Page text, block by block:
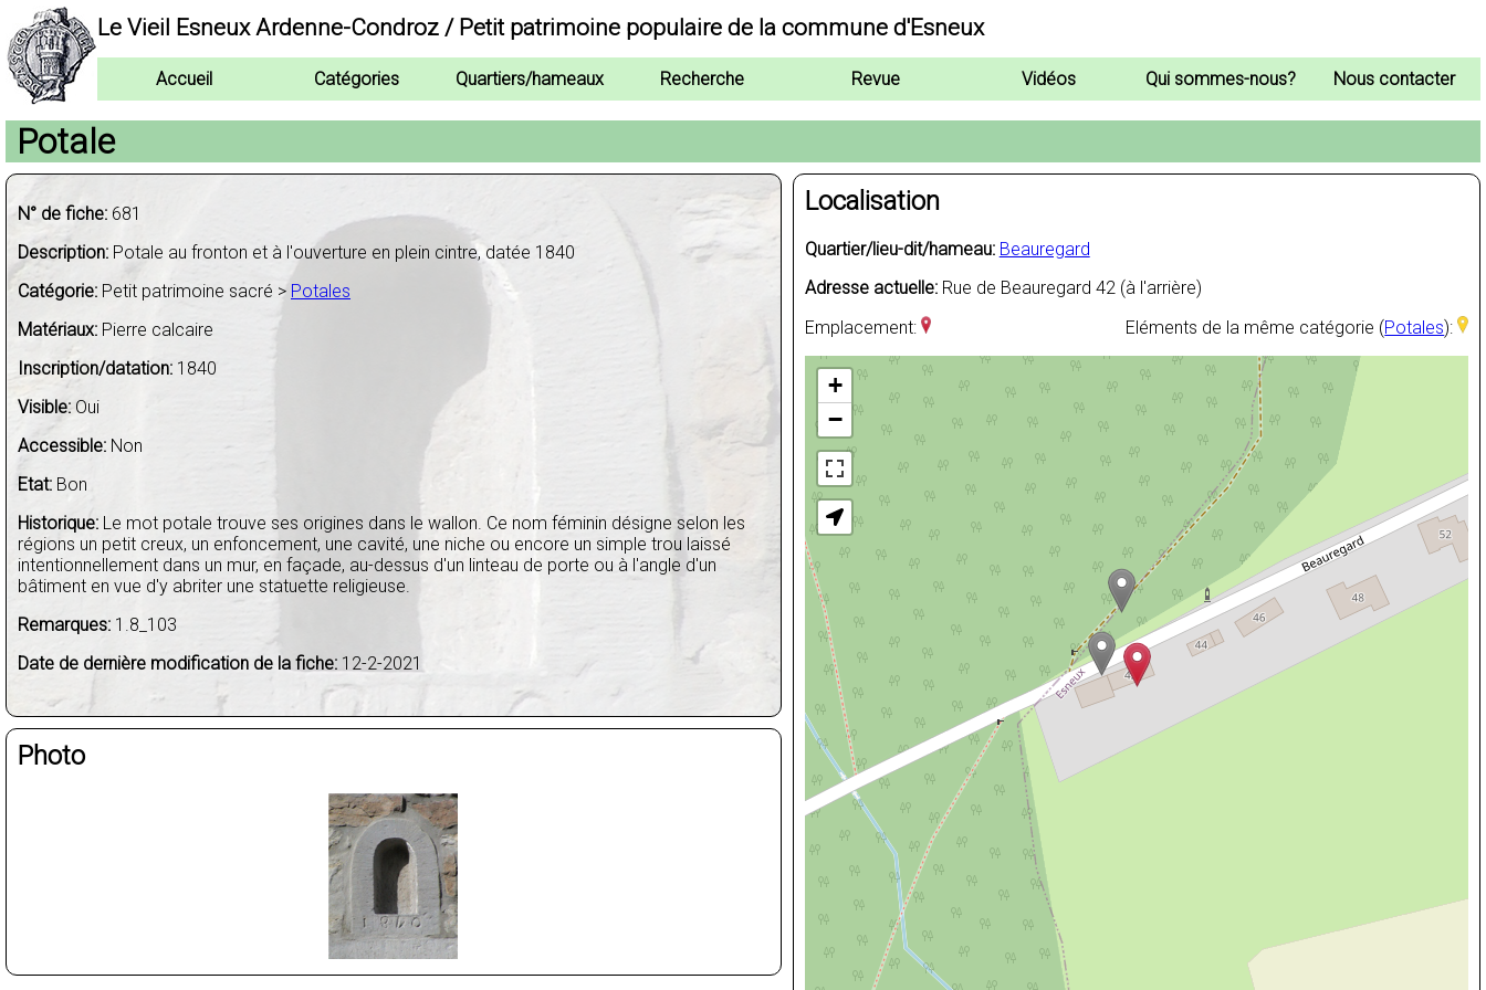
Le Vieil Esneux Ardenne-Condroz / Petit patrimoine populaire de la commune d'Esneux
Accueil Catégories Quartiers/hameaux Recherche Revue Vidéos Qui sommes-nous? Nous contacter
Potale
N° de fiche: 681
Description: Potale au fronton et à l'ouverture en plein cintre, datée 1840
Catégorie: Petit patrimoine sacré > Potales
Matériaux: Pierre calcaire
Inscription/datation: 1840
Visible: Oui
Accessible: Non
Etat: Bon
Historique: Le mot potale trouve ses origines dans le wallon. Ce nom féminin désigne selon les
régions un petit creux, un enfoncement, une cavité, une niche ou encore un simple trou laissé
intentionnellement dans un mur, en façade, au-dessus d'un linteau de porte ou à l'angle d'un
bâtiment en vue d'y abriter une statuette religieuse.
Remarques: 1.8_103
Date de dernière modification de la fiche: 12-2-2021
Photo
Localisation
Quartier/lieu-dit/hameau: Beauregard
Adresse actuelle:Rue de Beauregard 42 (à l'arrière)
Emplacement:
Eléments de la même catégorie (Potales):
+
−